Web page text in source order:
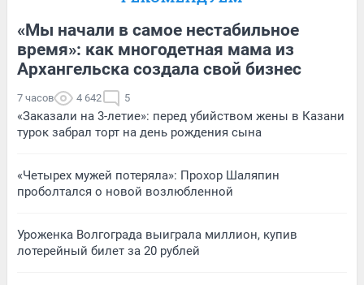
«Мы начали в самое нестабильное
время»: как многодетная мама из
Архангельска создала свой бизнес
7 часов 4 642 5
«Заказали на 3-летие»: перед убийством жены в Казани
турок забрал торт на день рождения сына
«Четырех мужей потеряла»: Прохор Шаляпин
проболтался о новой возлюбленной
Уроженка Волгограда выиграла миллион, купив
лотерейный билет за 20 рублей